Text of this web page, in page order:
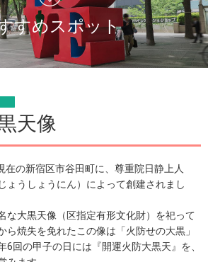
すめスポット
天像
の新宿区市谷田町に、尊重院日静上人
ょうしょうにん）によって創建されまし
な大黒天像（区指定有形文化財）を祀って
ら焼失を免れたこの像は「火防せの大黒」
6回の甲子の日には『開運火防大黒天』を、